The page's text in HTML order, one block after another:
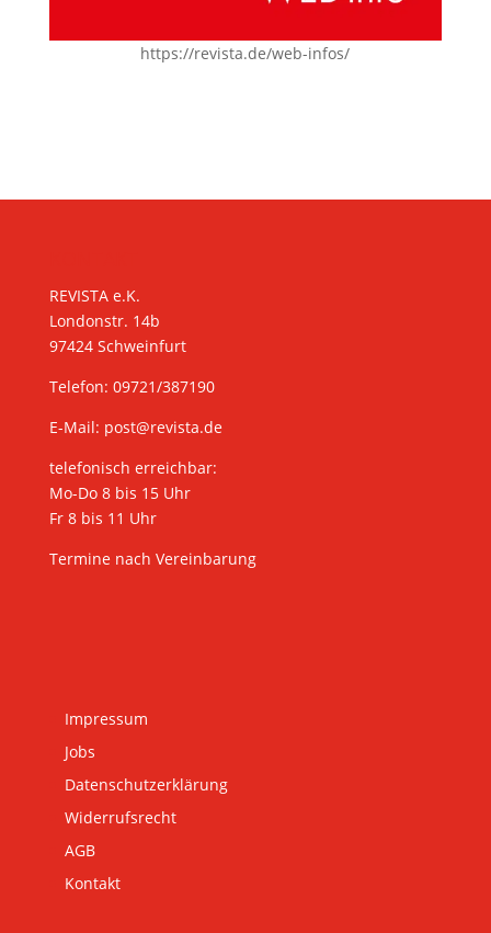
https://revista.de/web-infos/
REVISTA e.K.
Londonstr. 14b
97424 Schweinfurt
Telefon: 09721/387190
E-Mail: post@revista.de
telefonisch erreichbar:
Mo-Do 8 bis 15 Uhr
Fr 8 bis 11 Uhr
Termine nach Vereinbarung
Impressum
Jobs
Datenschutzerklärung
Widerrufsrecht
AGB
Kontakt